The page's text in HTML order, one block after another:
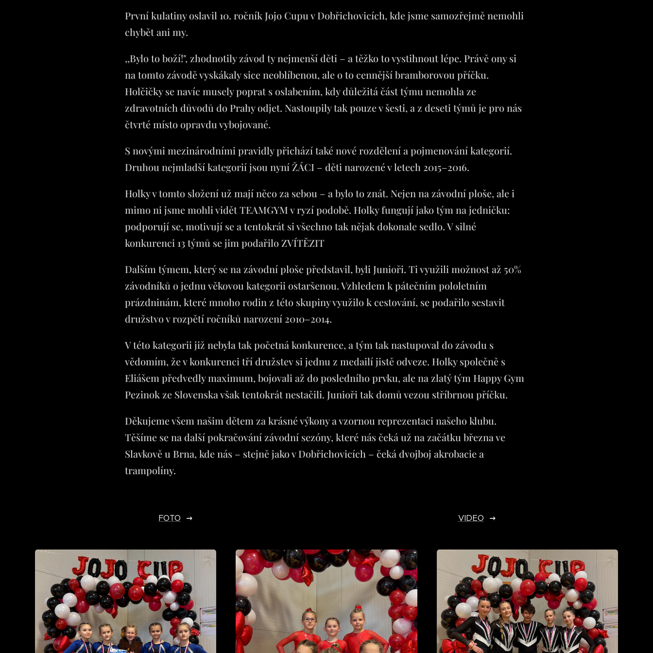
První kulatiny oslavil 10. ročník Jojo Cupu v Dobřichovicích, kde jsme samozřejmě nemohli
chybět ani my.
,,Bylo to boží!", zhodnotily závod ty nejmenší děti – a těžko to vystihnout lépe. Právě ony si
na tomto závodě vyskákaly sice neoblíbenou, ale o to cennější bramborovou příčku.
Holčičky se navíc musely poprat s oslabením, kdy důležitá část týmu nemohla ze
zdravotních důvodů do Prahy odjet. Nastoupily tak pouze v šesti, a z deseti týmů je pro nás
čtvrté místo opravdu vybojované.
S novými mezinárodními pravidly přichází také nové rozdělení a pojmenování kategorií.
Druhou nejmladší kategorií jsou nyní ŽÁCI – děti narozené v letech 2015–2016.
Holky v tomto složení už mají něco za sebou – a bylo to znát. Nejen na závodní ploše, ale i
mimo ni jsme mohli vidět TEAMGYM v ryzí podobě. Holky fungují jako tým na jedničku:
podporují se, motivují se a tentokrát si všechno tak nějak dokonale sedlo. V silné
konkurenci 13 týmů se jim podařilo ZVÍTĚZIT 🏆
Dalším týmem, který se na závodní ploše představil, byli Junioři. Ti využili možnost až 50%
závodníků o jednu věkovou kategorii ostaršenou. Vzhledem k pátečním pololetním
prázdninám, které mnoho rodin z této skupiny využilo k cestování, se podařilo sestavit
družstvo v rozpětí ročníků narození 2010–2014.
V této kategorii již nebyla tak početná konkurence, a tým tak nastupoval do závodu s
vědomím, že v konkurenci tří družstev si jednu z medailí jistě odveze. Holky společně s
Eliášem předvedly maximum, bojovali až do posledního prvku, ale na zlatý tým Happy Gym
Pezinok ze Slovenska však tentokrát nestačili. Junioři tak domů vezou stříbrnou příčku.
Děkujeme všem našim dětem za krásné výkony a vzornou reprezentaci našeho klubu.
Těšíme se na další pokračování závodní sezóny, které nás čeká už na začátku března ve
Slavkově u Brna, kde nás – stejně jako v Dobřichovicích – čeká dvojboj akrobacie a
trampolíny.
FOTO VIDEO